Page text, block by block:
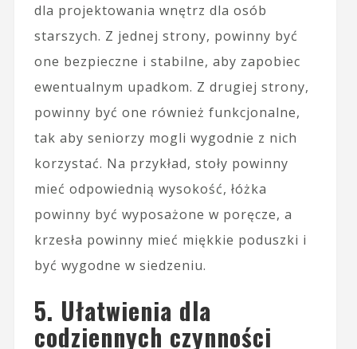
dla projektowania wnętrz dla osób
starszych. Z jednej strony, powinny być
one bezpieczne i stabilne, aby zapobiec
ewentualnym upadkom. Z drugiej strony,
powinny być one również funkcjonalne,
tak aby seniorzy mogli wygodnie z nich
korzystać. Na przykład, stoły powinny
mieć odpowiednią wysokość, łóżka
powinny być wyposażone w poręcze, a
krzesła powinny mieć miękkie poduszki i
być wygodne w siedzeniu.
5. Ułatwienia dla
codziennych czynności